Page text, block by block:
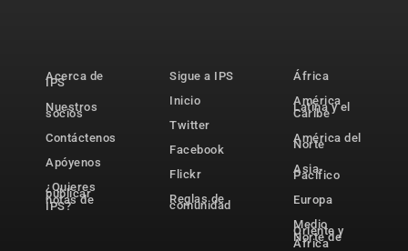
Acerca de
IPS
Nuestros
socios
Contáctenos
Apóyenos
¿Quieres
publicar
notas de
IPS?
Sigue a IPS
Inicio
Twitter
Facebook
Flickr
Reglas de
comunidad
África
América
Latina y el
Caribe
América del
Norte
Asia-
Pacífico
Europa
Medio
Oriente y
Norte de
África